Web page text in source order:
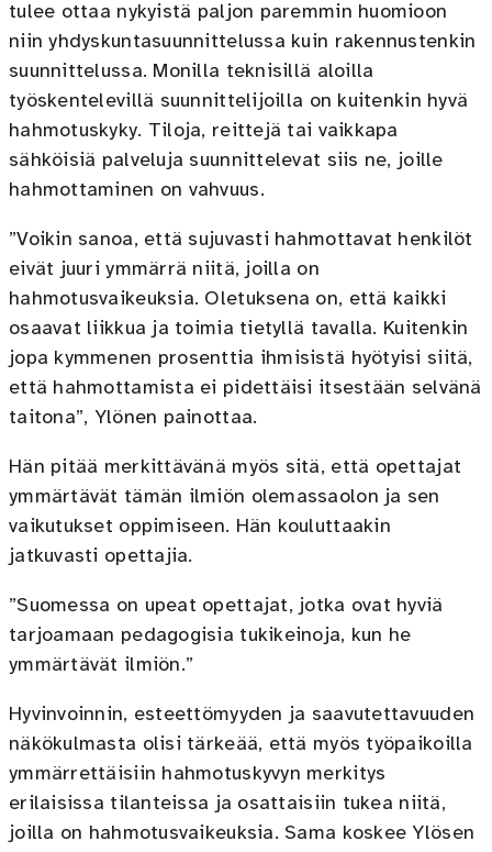
tulee ottaa nykyistä paljon paremmin huomioon
niin yhdyskuntasuunnittelussa kuin rakennustenkin
suunnittelussa. Monilla teknisillä aloilla
työskentelevillä suunnittelijoilla on kuitenkin hyvä
hahmotuskyky. Tiloja, reittejä tai vaikkapa
sähköisiä palveluja suunnittelevat siis ne, joille
hahmottaminen on vahvuus.
”Voikin sanoa, että sujuvasti hahmottavat henkilöt
eivät juuri ymmärrä niitä, joilla on
hahmotusvaikeuksia. Oletuksena on, että kaikki
osaavat liikkua ja toimia tietyllä tavalla. Kuitenkin
jopa kymmenen prosenttia ihmisistä hyötyisi siitä,
että hahmottamista ei pidettäisi itsestään selvänä
taitona”, Ylönen painottaa.
Hän pitää merkittävänä myös sitä, että opettajat
ymmärtävät tämän ilmiön olemassaolon ja sen
vaikutukset oppimiseen. Hän kouluttaakin
jatkuvasti opettajia.
”Suomessa on upeat opettajat, jotka ovat hyviä
tarjoamaan pedagogisia tukikeinoja, kun he
ymmärtävät ilmiön.”
Hyvinvoinnin, esteettömyyden ja saavutettavuuden
näkökulmasta olisi tärkeää, että myös työpaikoilla
ymmärrettäisiin hahmotuskyvyn merkitys
erilaisissa tilanteissa ja osattaisiin tukea niitä,
joilla on hahmotusvaikeuksia. Sama koskee Ylösen